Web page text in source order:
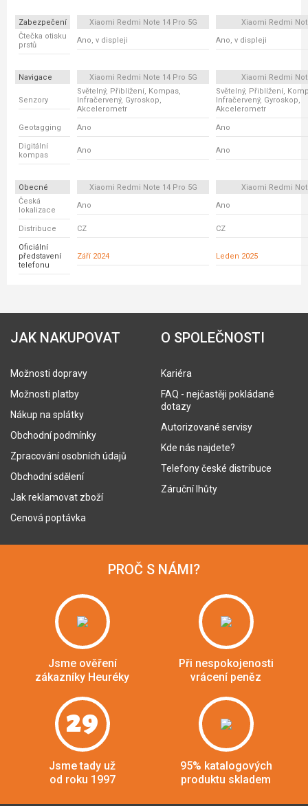
Zabezpečení Xiaomi Redmi Note 14 Pro 5G
Xiaomi Redmi
Čtečka otisku
prstů
Ano, v displeji Ano, v displeji
Navigace Xiaomi Redmi Note 14 Pro 5G Xiaomi Redmi
Senzory
Světelný, Přiblížení, Kompas,
Infračervený, Gyroskop,
Akcelerometr
Světelný, Přiblížení,
Infračervený, Gyroskop,
Akcelerometr
Geotagging Ano Ano
Digitální
kompas
Ano Ano
Obecné Xiaomi Redmi Note 14 Pro 5G
Xiaomi Redmi
Česká
lokalizace
Ano Ano
Distribuce CZ CZ
Oficiální
představení
telefonu
Září 2024 Leden 2025
JAK NAKUPOVAT
Možnosti dopravy
Možnosti platby
Nákup na splátky
Obchodní podmínky
Zpracování osobních údajů
Obchodní sdělení
Jak reklamovat zboží
Cenová poptávka
O SPOLEČNOSTI
Kariéra
FAQ - nejčastěji pokládané
dotazy
Autorizované servisy
Kde nás najdete?
Telefony české distribuce
Záruční lhůty
PROČ S NÁMI?
Jsme ověření
zákazníky Heuréky
Při nespokojenosti
vrácení peněz
29
Jsme tady už
od roku 1997
95% katalogových
produktu skladem